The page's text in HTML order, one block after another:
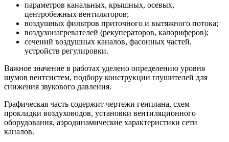
параметров канальных, крышных, осевых,
центробежных вентиляторов;
воздушных фильтров приточного и вытяжного потока;
воздухонагревателей (рекуператоров, калориферов);
сечений воздушных каналов, фасонных частей,
устройств регулировки.
Важное значение в работах уделено определению уровня
шумов вентсистем, подбору конструкции глушителей для
снижения звукового давления.
Графическая часть содержит чертежи генплана, схем
прокладки воздуховодов, установки вентиляционного
оборудования, аэродинамические характеристики сети
каналов.